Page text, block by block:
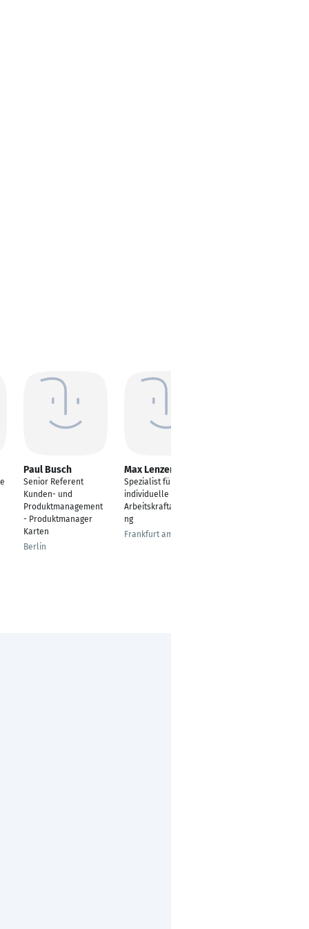
Paul Busch
Senior Referent
Kunden- und
Produktmanagement
- Produktmanager
Karten
Berlin
Max Lenzen
Spezialist für
individuelle
Arbeitskraftabsicheru
ng
Frankfurt am Main